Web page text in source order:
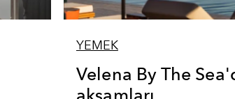
YEMEK
Velena By The
akşamları